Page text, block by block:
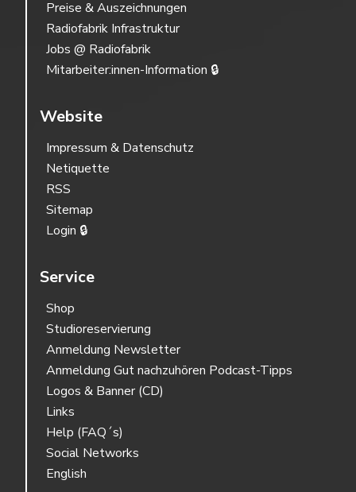
Preise & Auszeichnungen
Radiofabrik Infrastruktur
Jobs @ Radiofabrik
Mitarbeiter:innen-Information 🔒
Website
Impressum & Datenschutz
Netiquette
RSS
Sitemap
Login 🔒
Service
Shop
Studioreservierung
Anmeldung Newsletter
Anmeldung Gut nachzuhören Podcast-Tipps
Logos & Banner (CD)
Links
Help (FAQ´s)
Social Networks
English